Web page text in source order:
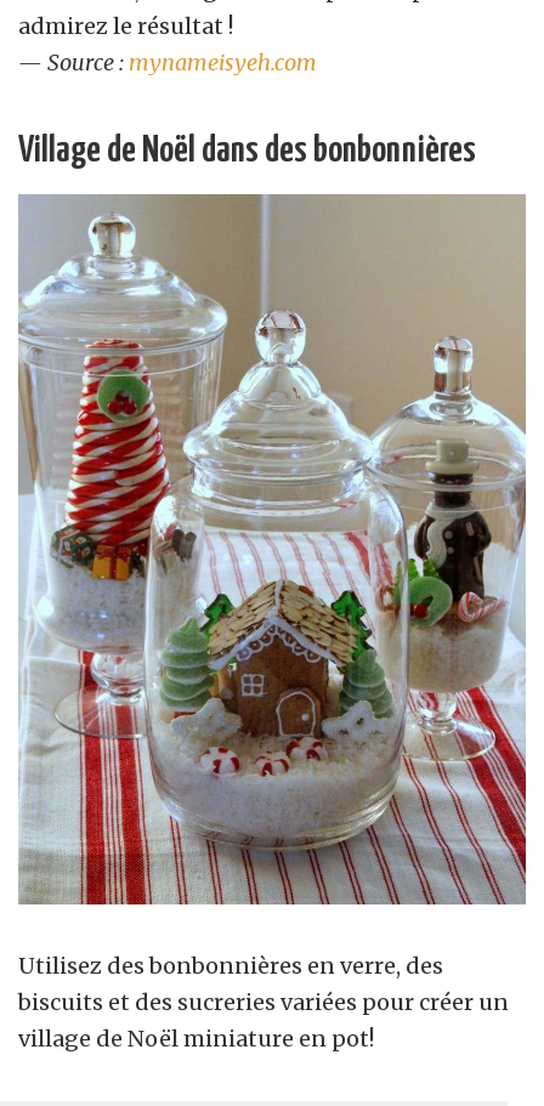
admirez le résultat !
— Source : mynameisyeh.com
Village de Noël dans des bonbonnières
Utilisez des bonbonnières en verre, des
biscuits et des sucreries variées pour créer un
village de Noël miniature en pot!